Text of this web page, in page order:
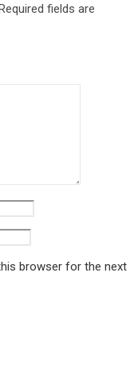
fields are
browser for the next